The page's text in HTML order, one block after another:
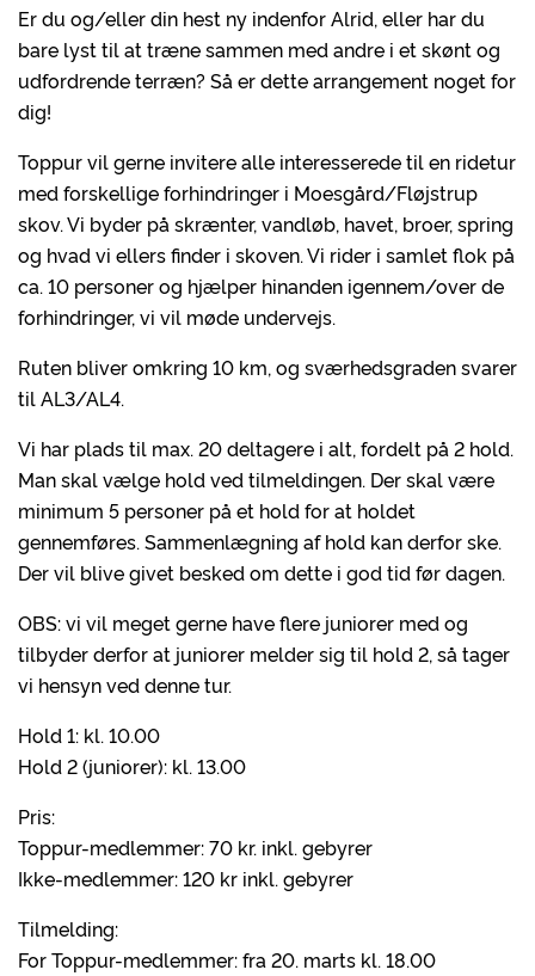
Er du og/eller din hest ny indenfor Alrid, eller har du
bare lyst til at træne sammen med andre i et skønt og
udfordrende terræn? Så er dette arrangement noget for
dig!
Toppur vil gerne invitere alle interesserede til en ridetur
med forskellige forhindringer i Moesgård/Fløjstrup
skov. Vi byder på skrænter, vandløb, havet, broer, spring
og hvad vi ellers finder i skoven. Vi rider i samlet flok på
ca. 10 personer og hjælper hinanden igennem/over de
forhindringer, vi vil møde undervejs.
Ruten bliver omkring 10 km, og sværhedsgraden svarer
til AL3/AL4.
Vi har plads til max. 20 deltagere i alt, fordelt på 2 hold.
Man skal vælge hold ved tilmeldingen. Der skal være
minimum 5 personer på et hold for at holdet
gennemføres. Sammenlægning af hold kan derfor ske.
Der vil blive givet besked om dette i god tid før dagen.
OBS: vi vil meget gerne have flere juniorer med og
tilbyder derfor at juniorer melder sig til hold 2, så tager
vi hensyn ved denne tur.
Hold 1: kl. 10.00
Hold 2 (juniorer): kl. 13.00
Pris:
Toppur-medlemmer: 70 kr. inkl. gebyrer
Ikke-medlemmer: 120 kr inkl. gebyrer
Tilmelding:
For Toppur-medlemmer: fra 20. marts kl. 18.00